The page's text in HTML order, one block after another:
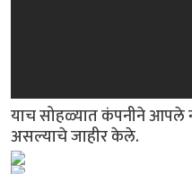
याच सोहळ्यात कंपनीने आपले
असल्याचे जाहीर केले.